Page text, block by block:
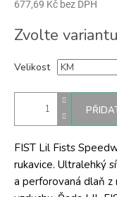
677,69 Kč bez DPH
cena:
Zvolte variantu
Velikost
FIST Lil Fists
rukavice. Ultralehký
a perforovaná dlaň z